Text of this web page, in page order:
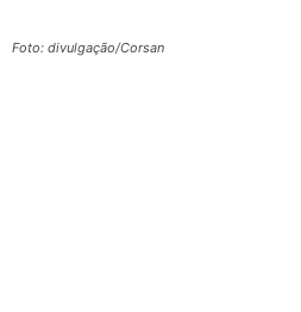
Foto: divulgação/Corsan